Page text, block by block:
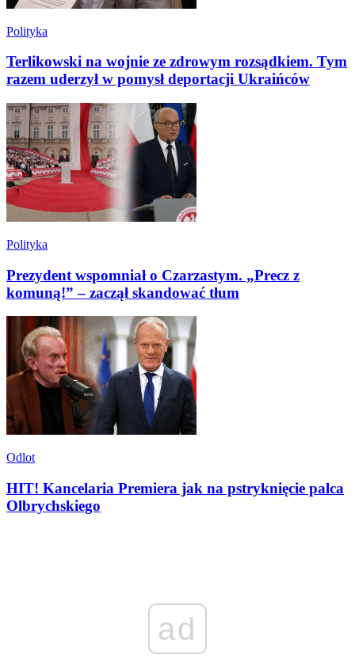
Polityka
Terlikowski na wojnie ze zdrowym rozsądkiem. Tym
razem uderzył w pomysł deportacji Ukraińców
Polityka
Prezydent wspomniał o Czarzastym. „Precz z
komuną!” – zaczął skandować tłum
Odlot
HIT! Kancelaria Premiera jak na pstryknięcie palca
Olbrychskiego
ad